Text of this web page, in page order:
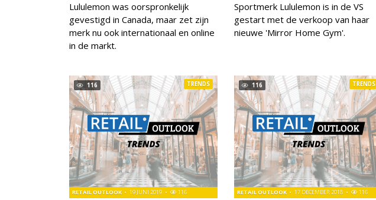
Lululemon was oorspronkelijk
gevestigd in Canada, maar zet zijn
merk nu ook internationaal en online
in de markt.
Sportmerk Lululemon is in de VS
gestart met de verkoop van haar
nieuwe 'Mirror Home Gym'.
116
RETAIL OUTLOOK 19 JUNI 2019 116
TRENDS 116
RETAIL OUTLOOK 17 DECEMBER 2018 116
TRENDS